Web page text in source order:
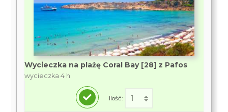
Wycieczka na plażę Coral Bay [28] z Pafos
wycieczka 4 h
Ilość: